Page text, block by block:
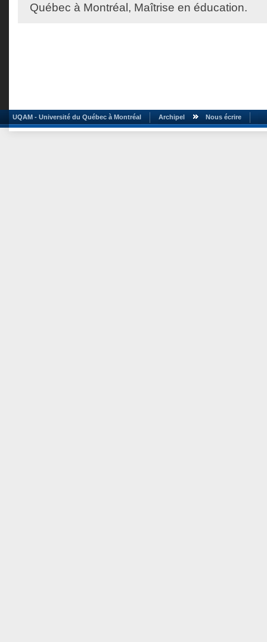
Québec à Montréal, Maîtrise en éducation.
UQAM - Université du Québec à Montréal Archipel Nous écrire